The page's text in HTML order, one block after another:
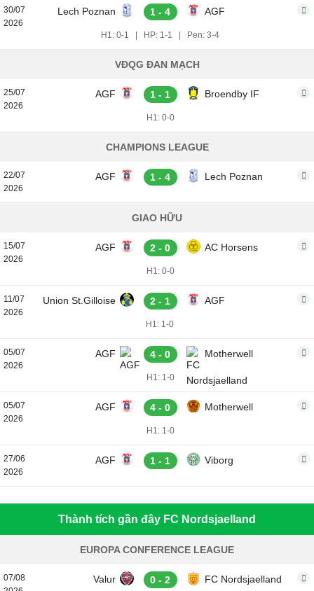
30/07
2026
Lech Poznan 1 - 4 AGF
H1: 0-1 HP: 1-1 Pen: 3-4
VĐQG ĐAN MẠCH
25/07
2026
AGF 1 - 1 Broendby IF
H1: 0-0
CHAMPIONS LEAGUE
22/07
2026
AGF 1 - 4 Lech Poznan
GIAO HỮU
15/07
2026
AGF 2 - 0 AC Horsens
H1: 0-0
11/07
2026
Union St.Gilloise 2 - 1 AGF
H1: 1-0
05/07
2026
AGF 4 - 0 Motherwell
H1: 1-0
05/07
2026
AGF 4 - 0 Motherwell
H1: 1-0
27/06
2026
AGF 1 - 1 Viborg
Thành tích gần đây FC Nordsjaelland
EUROPA CONFERENCE LEAGUE
07/08
Valur 0 - 2 FC Nordsjaelland